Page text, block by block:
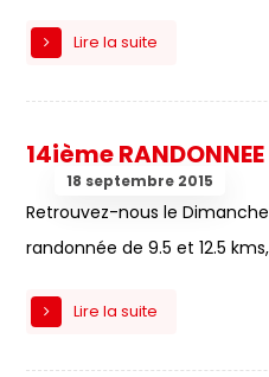
Lire la suite
14ième RANDONNEE
18 septembre 2015
Retrouvez-nous le
randonnée de 9.5 et 12.5
Lire la suite